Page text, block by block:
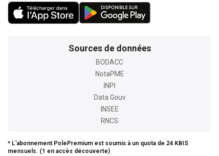
Sources de données
BODACC
NotaPME
INPI
Data Gouv
INSEE
RNCS
* L'abonnement PolePremium est soumis à un quota de 24 KBIS
mensuels. (1 en accès découverte)